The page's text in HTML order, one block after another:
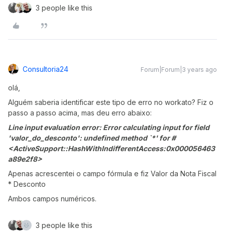
3 people like this
Consultoria24 Forum|Forum|3 years ago
olá,
Alguém saberia identificar este tipo de erro no workato? Fiz o
passo a passo acima, mas deu erro abaixo:
Line input evaluation error: Error calculating input for field
'valor_do_desconto': undefined method `*' for #
<ActiveSupport::HashWithIndifferentAccess:0x000056463
a89e2f8>
Apenas acrescentei o campo fórmula e fiz Valor da Nota Fiscal
* Desconto
Ambos campos numéricos.
3 people like this